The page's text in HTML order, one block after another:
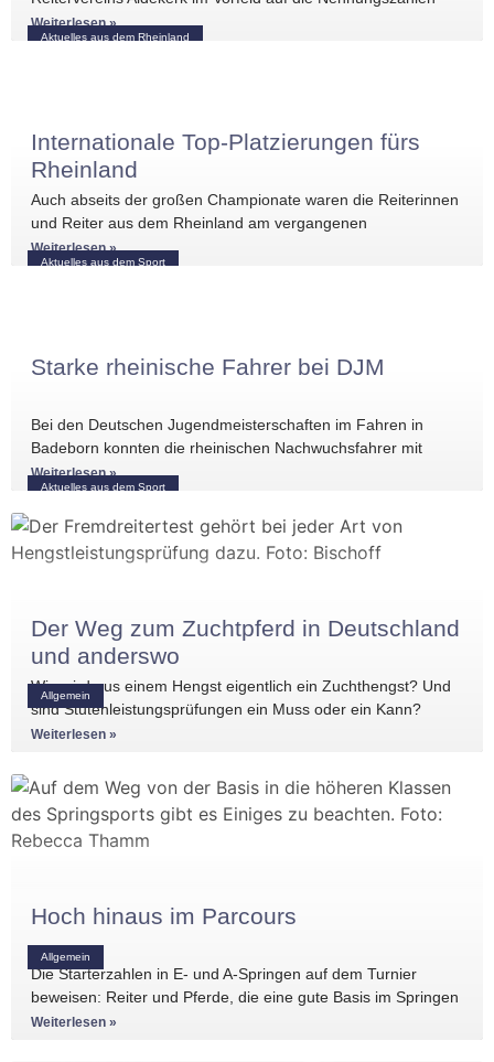
Aktuelles aus dem Rheinland
vergleichbarer Turniere in der näheren Umgebung. Umso
größer war die
Weiterlesen »
Aktuelles aus dem Sport
Internationale Top-Platzierungen fürs
Rheinland
Auch abseits der großen Championate waren die Reiterinnen
und Reiter aus dem Rheinland am vergangenen
Wochenende international erfolgreich unterwegs. Bei
Weiterlesen »
Aktuelles aus dem Sport
Starke rheinische Fahrer bei DJM
Bei den Deutschen Jugendmeisterschaften im Fahren in
Badeborn konnten die rheinischen Nachwuchsfahrer mit
mehreren vorderen Platzierungen überzeugen. Frederik
Koitka erreichte
Weiterlesen »
Allgemein
Der Weg zum Zuchtpferd in Deutschland
und anderswo
Wie wird aus einem Hengst eigentlich ein Zuchthengst? Und
sind Stutenleistungsprüfungen ein Muss oder ein Kann?
Einblicke in die Regelwerke
Weiterlesen »
Allgemein
Hoch hinaus im Parcours
Die Starterzahlen in E- und A-Springen auf dem Turnier
beweisen: Reiter und Pferde, die eine gute Basis im Springen
haben, gibt es
Weiterlesen »